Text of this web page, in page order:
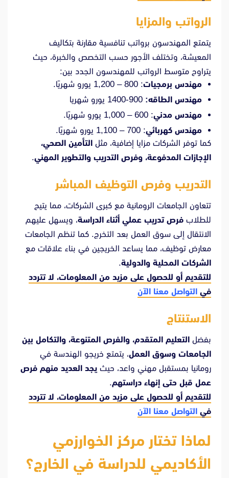
الرواتب والمزايا
يتمتع المهندسون برواتب تنافسية مقارنة بتكاليف
المعيشة، وتختلف الأجور حسب التخصص والخبرة، حيث
يتراوح متوسط الرواتب للمهندسون الجدد بين:
مهندس برمجيات: 800 – 1,200 يورو شهريًا.
مهندس الطاقه:
مهندس مدني: 600 – 1,000 يورو شهريًا.
مهندس كهربائي: 700 – 1,100 يورو شهريًا.
كما توفر الشركات مزايا إضافية، مثل التأمين الصحي،
الإجازات المدفوعة، وفرص التدريب والتطوير المهني.
التدريب وفرص التوظيف المباشر
تتعاون الجامعات الرومانية مع كبرى الشركات، مما يتيح
للطلاب فرص تدريب عملي أثناء الدراسة، ويسهل عليهم
الانتقال إلى سوق العمل بعد التخرج. كما تنظم الجامعات
معارض توظيف، مما يساعد الخريجين في بناء علاقات مع
الشركات المحلية والدولية.
للتقديم أو للحصول على مزيد من المعلومات، لا تتردد
في التواصل معنا الآن
الاستنتاج
بفضل التعليم المتقدم، والفرص المتنوعة، والتكامل بين
الجامعات وسوق العمل، يتمتع خريجو الهندسة في
رومانيا بمستقبل مهني واعد، حيث يجد العديد منهم فرص
عمل قبل حتى إنهاء دراستهم.
للتقديم أو للحصول على مزيد من المعلومات، لا تتردد
في التواصل معنا الآن
لماذا تختار مركز الخوارزمي
الأكاديمي للدراسة في الخارج؟